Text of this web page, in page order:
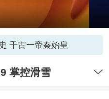
千古一帝秦始皇
掌控滑雪